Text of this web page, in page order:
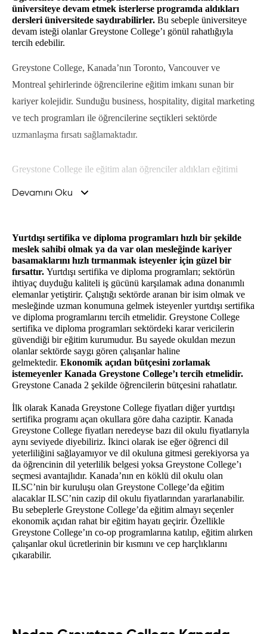
üniversiteye devam etmek isterlerse programda aldıkları
dersleri üniversitede saydırabilirler. Bu sebeple üniversiteye
devam isteği olanlar Greystone College’ı gönül rahatlığıyla
tercih edebilir.
Greystone College, Kanada’nın Toronto, Vancouver ve
Montreal şehirlerinde öğrencilerine eğitim imkanı sunan bir
kariyer kolejidir. Sunduğu business, hospitality, digital marketing
ve tech programları ile öğrencilerine seçtikleri sektörde
uzmanlaşma fırsatı sağlamaktadır.
Greystone College ile eğitim alan öğrenciler aldıkları eğitimi
Bu bölümlerden kabul alabilmek için öğrencilerin 18 yaşından
büyük olmaları, lise ya da lisans düzeyinde eğitim almış olmaları
yeterlidir. Programların İngilizce yeterlilik düzeyleri değişkenlik
göstermektedir. Business programlarının birçoğu IELTS 6.0
düzeyinde öğrencileri kabul ederken digital marketing, tech ve
hospitality programlarının birçoğu IELTS 5.5 seviyesindeki
öğrencileri kabul etmektedir.
ILSC dil okullarının kariyer koleji olan Greystone College aynı
zamanda kredi transfer sistemi ile öğrencilere partner okullarda
eğitimlerine devam ederek mezuniyet sonrası çalışma izni alma
imkanı da sunmaktadır.
Devamını Oku
Yurtdışı sertifika ve diploma programları hızlı bir şekilde
meslek sahibi olmak ya da var olan mesleğinde kariyer
basamaklarını hızlı tırmanmak isteyenler için güzel bir
fırsattır. Yurtdışı sertifika ve diploma programları; sektörün
ihtiyaç duyduğu kaliteli iş gücünü karşılamak adına donanımlı
elemanlar yetiştirir. Çalıştığı sektörde aranan bir isim olmak ve
mesleğinde uzman konumuna gelmek isteyenler yurtdışı sertifika
ve diploma programlarını tercih etmelidir. Greystone College
sertifika ve diploma programları sektördeki karar vericilerin
güvendiği bir eğitim kurumudur. Bu sayede okuldan mezun
olanlar sektörde saygı gören çalışanlar haline
gelmektedir. Ekonomik açıdan bütçesini zorlamak
istemeyenler Kanada Greystone College’ı tercih etmelidir.
Greystone Canada 2 şekilde öğrencilerin bütçesini rahatlatır.
İlk olarak Kanada Greystone College fiyatları diğer yurtdışı
sertifika programı açan okullara göre daha caziptir. Kanada
Greystone College fiyatları neredeyse bazı dil okulu fiyatlarıyla
aynı seviyede diyebiliriz. İkinci olarak ise eğer öğrenci dil
yeterliliğini sağlayamıyor ve dil okuluna gitmesi gerekiyorsa ya
da öğrencinin dil yeterlilik belgesi yoksa Greystone College’ı
seçmesi avantajlıdır. Kanada’nın en köklü dil okulu olan
ILSC’nin bir kuruluşu olan Greystone College’da eğitim
alacaklar ILSC’nin cazip dil okulu fiyatlarından yararlanabilir.
Bu sebeplerle Greystone College’da eğitim almayı seçenler
ekonomik açıdan rahat bir eğitim hayatı geçirir. Özellikle
Greystone College’ın co-op programlarına katılıp, eğitim alırken
çalışanlar okul ücretlerinin bir kısmını ve cep harçlıklarını
çıkarabilir.